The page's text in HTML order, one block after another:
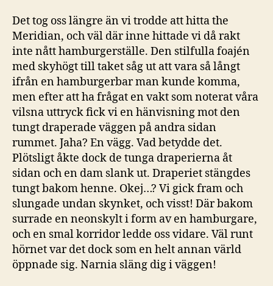
Det tog oss längre än vi trodde att hitta the
Meridian, och väl där inne hittade vi då rakt
inte nått hamburgerställe. Den stilfulla foajén
med skyhögt till taket såg ut att vara så långt
ifrån en hamburgerbar man kunde komma,
men efter att ha frågat en vakt som noterat våra
vilsna uttryck fick vi en hänvisning mot den
tungt draperade väggen på andra sidan
rummet. Jaha? En vägg. Vad betydde det.
Plötsligt åkte dock de tunga draperierna åt
sidan och en dam slank ut. Draperiet stängdes
tungt bakom henne. Okej…? Vi gick fram och
slungade undan skynket, och visst! Där bakom
surrade en neonskylt i form av en hamburgare,
och en smal korridor ledde oss vidare. Väl runt
hörnet var det dock som en helt annan värld
öppnade sig. Narnia släng dig i väggen!